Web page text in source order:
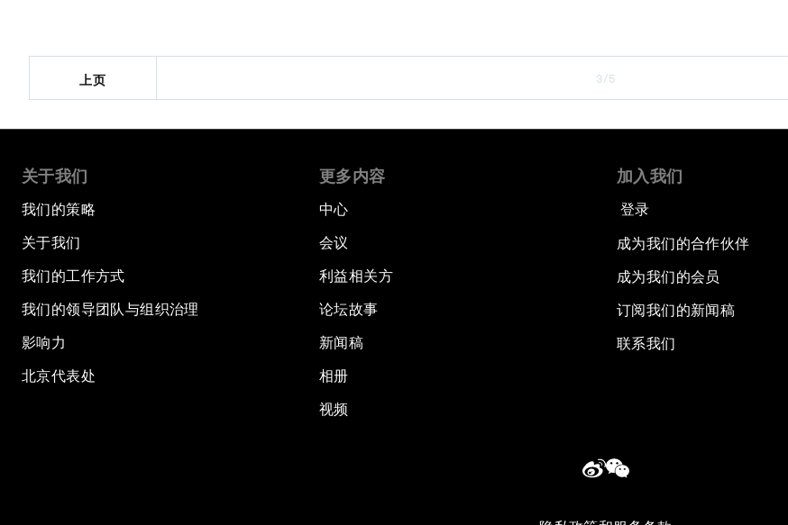
上页 3/5
关于我们
我们的策略
关于我们
我们的工作方式
我们的领导团队与组织治理
影响力
北京代表处
更多内容
中心
会议
利益相关方
论坛故事
新闻稿
相册
视频
加入我们
登录
成为我们的合作伙伴
成为我们的会员
订阅我们的新闻稿
联系我们